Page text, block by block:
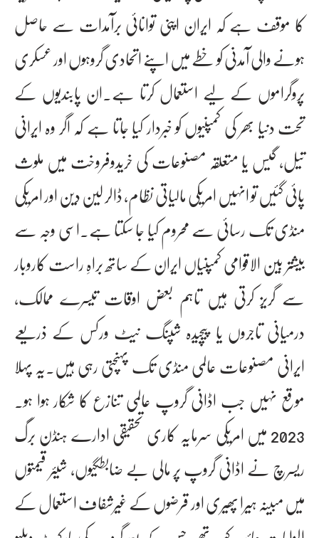
کا موقف ہے کہ ایران اپنی توانائی برآمدات سے حاصل
ہونے والی آمدنی کو خطے میں اپنے اتحادی گروہوں اور عسکری
پروگراموں کے لیے استعمال کرتا ہے۔ان پابندیوں کے
تحت دنیا بھر کی کمپنیوں کو خبردار کیا جاتا ہے کہ اگر وہ ایرانی
تیل، گیس یا متعلقہ مصنوعات کی خریدوفروخت میں ملوث
پائی گئیں تو انہیں امریکی مالیاتی نظام، ڈالر لین دین اور امریکی
منڈی تک رسائی سے محروم کیا جا سکتا ہے۔اسی وجہ سے
بیشتر بین الاقوامی کمپنیاں ایران کے ساتھ براہِ راست کاروبار
سے گریز کرتی ہیں تاہم بعض اوقات تیسرے ممالک،
درمیانی تاجروں یا پیچیدہ شپنگ نیٹ ورکس کے ذریعے
ایرانی مصنوعات عالمی منڈی تک پہنچتی رہی ہیں۔یہ پہلا
موقع نہیں جب اڈانی گروپ عالمی تنازع کا شکار ہوا ہو۔
2023 میں امریکی سرمایہ کاری تحقیقی ادارے ہنڈن برگ
ریسرچ نے اڈانی گروپ پر مالی بے ضابطگیوں، شیئر قیمتوں
میں مبینہ ہیرا پھیری اور قرضوں کے غیرشفاف استعمال کے